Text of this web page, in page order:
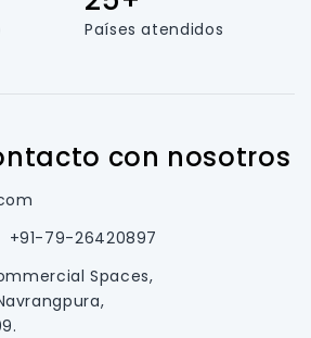
Países atendidos
con nosotros
+91-79-26420897
Spaces,